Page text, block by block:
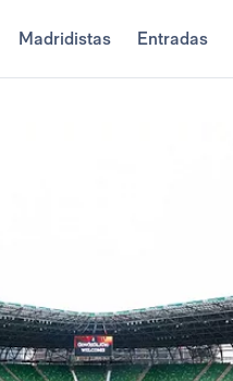
Madridistas Entradas